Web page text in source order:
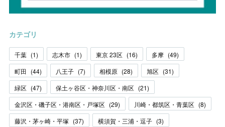
カテゴリ
千葉 (1) 志木市 (1) 東京 23区 (16) 多摩 (49)
町田 (44) 八王子 (7) 相模原 (28) 旭区 (31)
緑区 (47) 保土ヶ谷区・神奈川区・南区 (21)
金沢区・磯子区・港南区・戸塚区 (29) 川崎・都筑区・青葉区 (8)
藤沢・茅ヶ崎・平塚 (37) 横須賀・三浦・逗子 (3)